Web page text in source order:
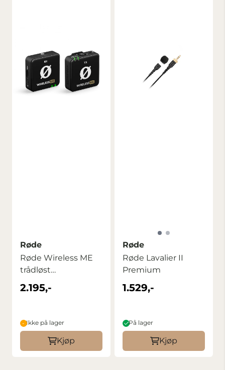
Røde
Røde Wireless ME
trådløst
mikrofonsystem
2.195,-
Ikke på lager
Kjøp
Røde
Røde Lavalier II
Premium
1.529,-
På lager
Kjøp